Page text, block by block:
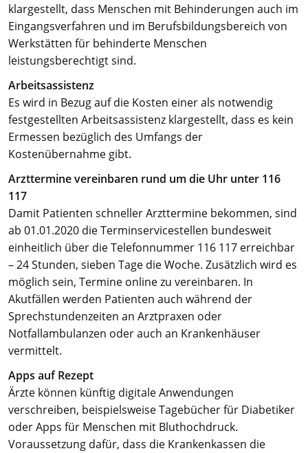
klargestellt, dass Menschen mit Behinderungen auch im
Eingangsverfahren und im Berufsbildungsbereich von
Werkstätten für behinderte Menschen
leistungsberechtigt sind.
Arbeitsassistenz
Es wird in Bezug auf die Kosten einer als notwendig
festgestellten Arbeitsassistenz klargestellt, dass es kein
Ermessen bezüglich des Umfangs der
Kostenübernahme gibt.
Arzttermine vereinbaren rund um die Uhr unter 116
117
Damit Patienten schneller Arzttermine bekommen, sind
ab 01.01.2020 die Terminservicestellen bundesweit
einheitlich über die Telefonnummer 116 117 erreichbar
– 24 Stunden, sieben Tage die Woche. Zusätzlich wird es
möglich sein, Termine online zu vereinbaren. In
Akutfällen werden Patienten auch während der
Sprechstundenzeiten an Arztpraxen oder
Notfallambulanzen oder auch an Krankenhäuser
vermittelt.
Apps auf Rezept
Ärzte können künftig digitale Anwendungen
verschreiben, beispielsweise Tagebücher für Diabetiker
oder Apps für Menschen mit Bluthochdruck.
Voraussetzung dafür, dass die Krankenkassen die